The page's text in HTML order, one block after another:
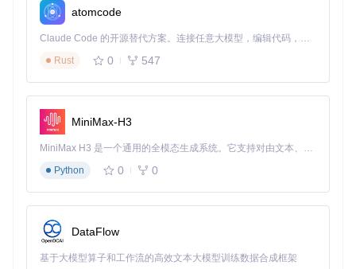
场景验证：真实环境下的性能测试
办公场景的效率提升
传统方式：客户端下载耗时47分钟，需安装230MB客户端
工具方案：直链配合IDM下载耗时8分12秒，无客户端安装
技术要点：通过多线程分片下载，将有效带宽利用率从22%
提升至89%
统一界面输入各平台分享链接
工具自动识别平台类型并应用对应解析规则
批量生成直链并导出下载任务列表 操作效率：较逐个平台
atomcode
Claude Code 的开源替代方案。连接任意大模型，编辑代码，运行命令，自动验证 — 全自动执行。用 Rust 构建，极致性能。 ｜ An open-source alternative to Claude Code. Connect any LLM, edit code, run commands, and verify changes — autonomously. Built in Rust for speed. Get Started
Rust
0 547
MiniMax-H3
MiniMax H3 是一个通用的全模态生成系统。它支持对由文本、图像、视频和音频组成的多模态上下文进行统一理解，并能生成分辨率高达 2K、时长可达 15 秒的带原生立体声音频的视频。得益于面向任务泛化的系统设计，H3 在预训练阶段就已具备广泛的多模态上下文理解与生成能力，能够出色地执行复杂的多模态指令。
Python
0 0
DataFlow
基于大模型算子和工作流的高效文本大模型训练数据合成框架